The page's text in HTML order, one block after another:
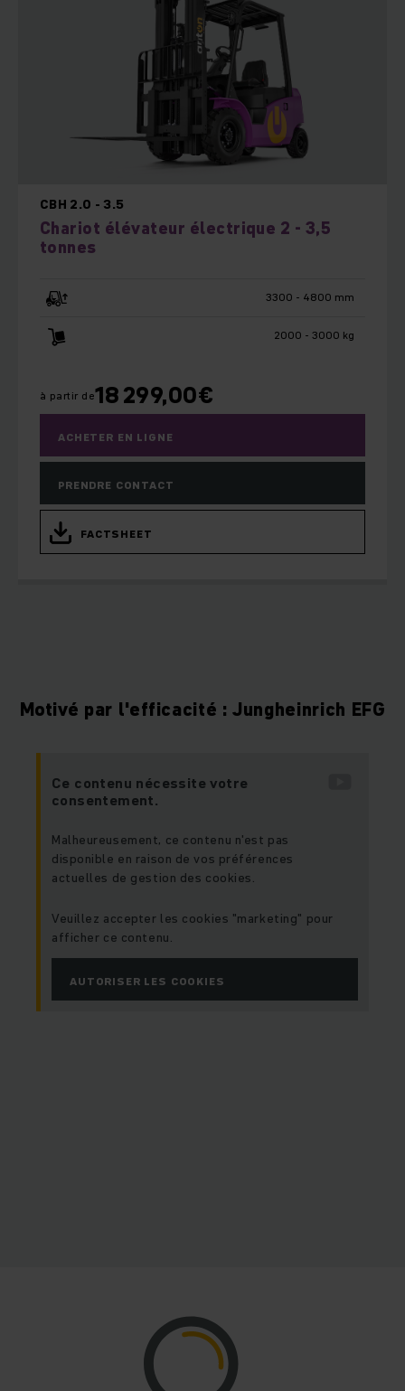
CBH 2.0 - 3.5
Chariot élévateur électrique 2 - 3,5
tonnes
3300 - 4800 mm
2000 - 3000 kg
à partir de €
18 299,00
ACHETER EN LIGNE
PRENDRE CONTACT
FACTSHEET
Motivé par l'efficacité : Jungheinrich EFG
Ce contenu nécessite votre
consentement.
Malheureusement, ce contenu n'est pas
disponible en raison de vos préférences
actuelles de gestion des cookies.
Veuillez accepter les cookies "marketing" pour
afficher ce contenu.
AUTORISER LES COOKIES